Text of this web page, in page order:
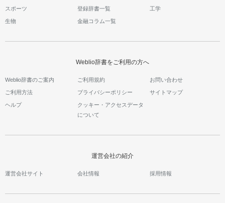
スポーツ 登録辞書一覧 工学
生物 金融コラム一覧
Weblio辞書をご利用の方へ
Weblio辞書のご案内 ご利用規約 お問い合わせ
ご利用方法 プライバシーポリシー サイトマップ
ヘルプ
クッキー・アクセスデータ
について
運営会社の紹介
運営会社サイト 会社情報 採用情報